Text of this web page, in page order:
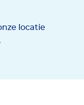
locatie